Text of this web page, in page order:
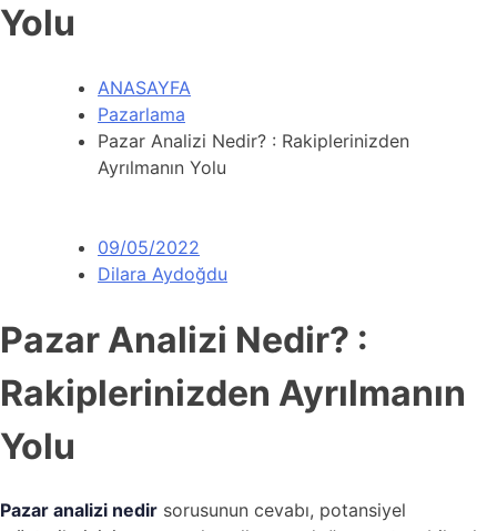
Yolu
ANASAYFA
Pazarlama
Pazar Analizi Nedir? : Rakiplerinizden
Ayrılmanın Yolu
09/05/2022
Dilara Aydoğdu
Pazar Analizi Nedir? :
Rakiplerinizden Ayrılmanın
Yolu
Pazar analizi nedir sorusunun cevabı, potansiyel